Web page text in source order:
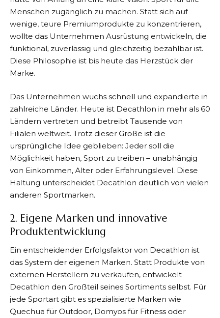
Menschen zugänglich zu machen. Statt sich auf
wenige, teure Premiumprodukte zu konzentrieren,
wollte das Unternehmen Ausrüstung entwickeln, die
funktional, zuverlässig und gleichzeitig bezahlbar ist.
Diese Philosophie ist bis heute das Herzstück der
Marke.
Das Unternehmen wuchs schnell und expandierte in
zahlreiche Länder. Heute ist Decathlon in mehr als 60
Ländern vertreten und betreibt Tausende von
Filialen weltweit. Trotz dieser Größe ist die
ursprüngliche Idee geblieben: Jeder soll die
Möglichkeit haben, Sport zu treiben – unabhängig
von Einkommen, Alter oder Erfahrungslevel. Diese
Haltung unterscheidet Decathlon deutlich von vielen
anderen Sportmarken.
2. Eigene Marken und innovative
Produktentwicklung
Ein entscheidender Erfolgsfaktor von Decathlon ist
das System der eigenen Marken. Statt Produkte von
externen Herstellern zu verkaufen, entwickelt
Decathlon den Großteil seines Sortiments selbst. Für
jede Sportart gibt es spezialisierte Marken wie
Quechua für Outdoor, Domyos für Fitness oder